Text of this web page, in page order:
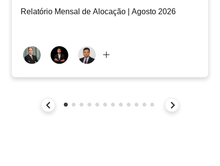
Relatório Mensal de Alocação | Agosto 2026